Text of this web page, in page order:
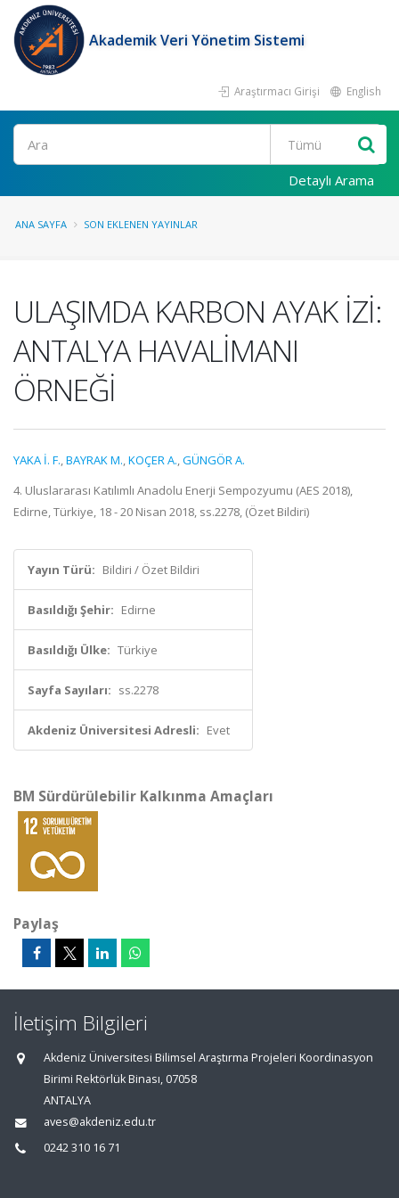
Akademik Veri Yönetim Sistemi
Araştırmacı Girişi English
Ara
Detaylı Arama
ANA SAYFA SON EKLENEN YAYINLAR
ULAŞIMDA KARBON AYAK İZİ:
ANTALYA HAVALİMANI
ÖRNEĞİ
YAKA İ. F.,BAYRAK M.,KOÇER A.,GÜNGÖR A.
4. Uluslararası Katılımlı Anadolu Enerji Sempozyumu (AES 2018),
Edirne, Türkiye, 18 - 20 Nisan 2018, ss.2278, (Özet Bildiri)
Yayın Türü: Bildiri / Özet Bildiri
Basıldığı Şehir: Edirne
Basıldığı Ülke: Türkiye
Sayfa Sayıları: ss.2278
Akdeniz Üniversitesi Adresli: Evet
BM Sürdürülebilir Kalkınma Amaçları
Paylaş
İletişim Bilgileri
Akdeniz Üniversitesi Bilimsel Araştırma Projeleri Koordinasyon
Birimi Rektörlük Binası, 07058
ANTALYA
aves@akdeniz.edu.tr
0242 310 16 71